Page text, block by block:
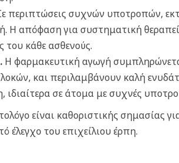
περιπτώσεις συχνών υποτροπών,
Η απόφαση για συστηματική
του κάθε ασθενούς.
Η φαρμακευτική αγωγή
και περιλαμβάνουν καλή
ιδιαίτερα σε άτομα με συχνές
είναι καθοριστικής σημασίας
έλεγχο του επιχείλιου έρπη.